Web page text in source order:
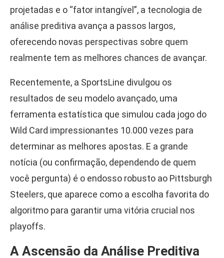
projetadas e o “fator intangível”, a tecnologia de
análise preditiva avança a passos largos,
oferecendo novas perspectivas sobre quem
realmente tem as melhores chances de avançar.
Recentemente, a SportsLine divulgou os
resultados de seu modelo avançado, uma
ferramenta estatística que simulou cada jogo do
Wild Card impressionantes 10.000 vezes para
determinar as melhores apostas. E a grande
notícia (ou confirmação, dependendo de quem
você pergunta) é o endosso robusto ao Pittsburgh
Steelers, que aparece como a escolha favorita do
algoritmo para garantir uma vitória crucial nos
playoffs.
A Ascensão da Análise Preditiva